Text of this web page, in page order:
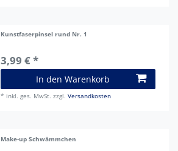
Kunstfaserpinsel rund Nr. 1
3,99 € *
In den Warenkorb
* inkl. ges. MwSt. zzgl.Versandkosten
Make-up Schwämmchen